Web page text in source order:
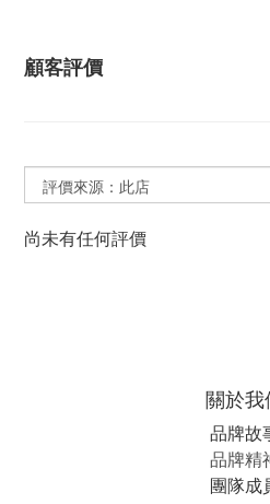
顧客評價
尚未有任何評價
關於我
品牌故
品牌精
團隊成